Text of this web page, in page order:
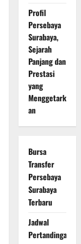
Profil
Persebaya
Surabaya,
Sejarah
Panjang dan
Prestasi
yang
Menggetark
an
Bursa
Transfer
Persebaya
Surabaya
Terbaru
Jadwal
Pertandingan